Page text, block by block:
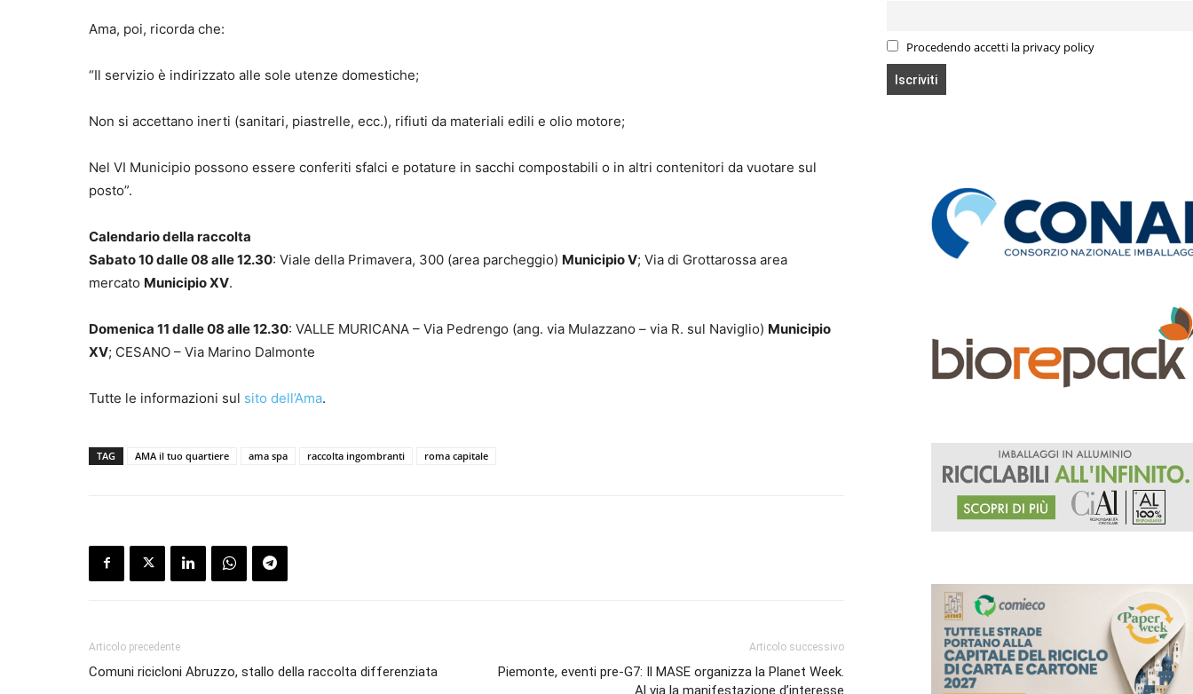
Ama, poi, ricorda che:
“Il servizio è indirizzato alle sole utenze domestiche;
Non si accettano inerti (sanitari, piastrelle, ecc.), rifiuti da materiali edili e olio motore;
Nel VI Municipio possono essere conferiti sfalci e potature in sacchi compostabili o in altri contenitori da vuotare sul
posto”.
Calendario della raccolta
Sabato 10 dalle 08 alle 12.30: Viale della Primavera, 300 (area parcheggio) Municipio V; Via di Grottarossa area
mercato Municipio XV.
Domenica 11 dalle 08 alle 12.30: VALLE MURICANA – Via Pedrengo (ang. via Mulazzano – via R. sul Naviglio) Municipio
XV; CESANO – Via Marino Dalmonte
Tutte le informazioni sul sito dell’Ama.
TAG AMA il tuo quartiere ama spa raccolta ingombranti roma capitale
Articolo precedente
Comuni ricicloni Abruzzo, stallo della raccolta differenziata
Articolo successivo
Piemonte, eventi pre-G7: Il MASE organizza la Planet Week.
Al via la manifestazione d’interesse
Procedendo accetti la privacy policy